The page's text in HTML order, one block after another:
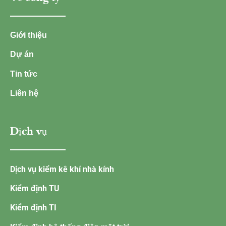
Giới thiệu
Dự án
Tin tức
Liên hệ
Dịch vụ
Dịch vụ kiểm kê khí nhà kính
Kiểm định TU
Kiểm định TI